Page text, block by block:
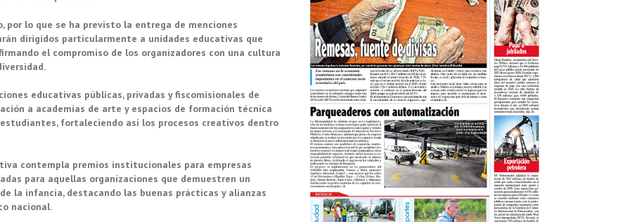
lo que se ha previsto la entrega de menciones
dirigidos particularmente a unidades educativas que
el compromiso de los organizadores con una cultura
educativas públicas, privadas y fiscomisionales de
a academias de arte y espacios de formación técnica
fortaleciendo así los procesos creativos dentro
contempla premios institucionales para empresas
para aquellas organizaciones que demuestren un
la infancia, destacando las buenas prácticas y alianzas
nacional.